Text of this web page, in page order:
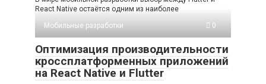
React Native остаётся одним из наиболее
Мобильные разработки
0
Оптимизация производительности
кроссплатформенных приложений
на React Native и Flutter